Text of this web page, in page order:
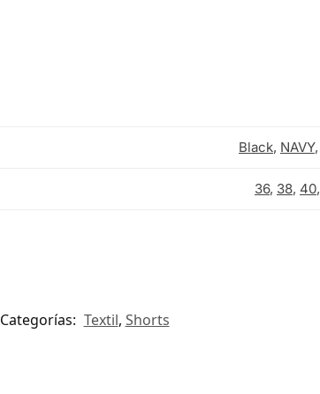
Black, NAVY,
36, 38, 40,
Categorías: Textil, Shorts